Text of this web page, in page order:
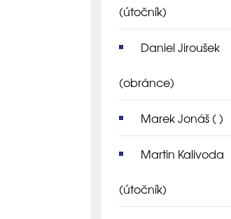
(útočník)
Daniel Jiroušek
(obránce)
Marek Jonáš ( )
Martin Kalivoda
(útočník)